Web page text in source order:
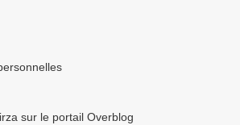
sur le portail Overblog